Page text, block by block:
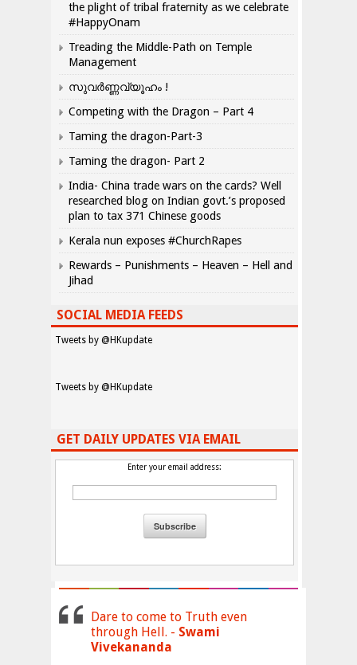
the plight of tribal fraternity as we celebrate
#HappyOnam
Treading the Middle-Path on Temple
Management
സുവർണ്ണവ്യൂഹം !
Competing with the Dragon – Part 4
Taming the dragon-Part-3
Taming the dragon- Part 2
India- China trade wars on the cards? Well
researched blog on Indian govt.’s proposed
plan to tax 371 Chinese goods
Kerala nun exposes #ChurchRapes
Rewards – Punishments – Heaven – Hell and
Jihad
SOCIAL MEDIA FEEDS
Tweets by @HKupdate
Tweets by @HKupdate
GET DAILY UPDATES VIA EMAIL
Enter your email address:
Dare to come to Truth even
through Hell. - Swami
Vivekananda